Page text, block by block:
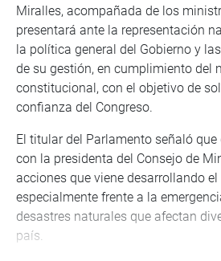
Miralles, acompañada de los
presentará ante la representación
la política general del Gobierno y
de su gestión, en cumplimiento del
constitucional, con el objetivo de
confianza del Congreso.
El titular del Parlamento señaló
con la presidenta del Consejo de
acciones que viene desarrollando el
especialmente frente a la
desastres naturales que afectan
país.